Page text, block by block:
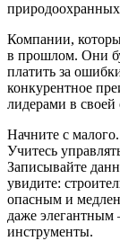
Компании,
в прошлом. Они
платить за
конкурентное
лидерами в своей
Начните с
Учитесь
Записывайте
увидите:
опасным и
даже элегантным
инструменты.